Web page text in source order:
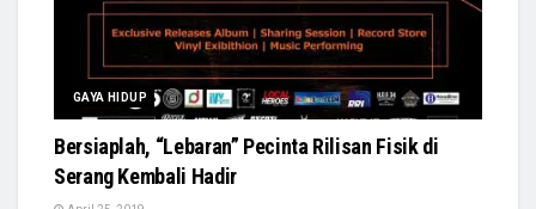
GAYA HIDUP
Bersiaplah, “Lebaran” Pecinta Rilisan Fisik di
Serang Kembali Hadir